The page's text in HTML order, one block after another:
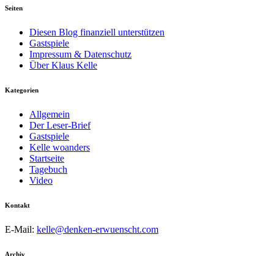
Seiten
Diesen Blog finanziell unterstützen
Gastspiele
Impressum & Datenschutz
Über Klaus Kelle
Kategorien
Allgemein
Der Leser-Brief
Gastspiele
Kelle woanders
Startseite
Tagebuch
Video
Kontakt
E-Mail: kelle@denken-erwuenscht.com
Archiv